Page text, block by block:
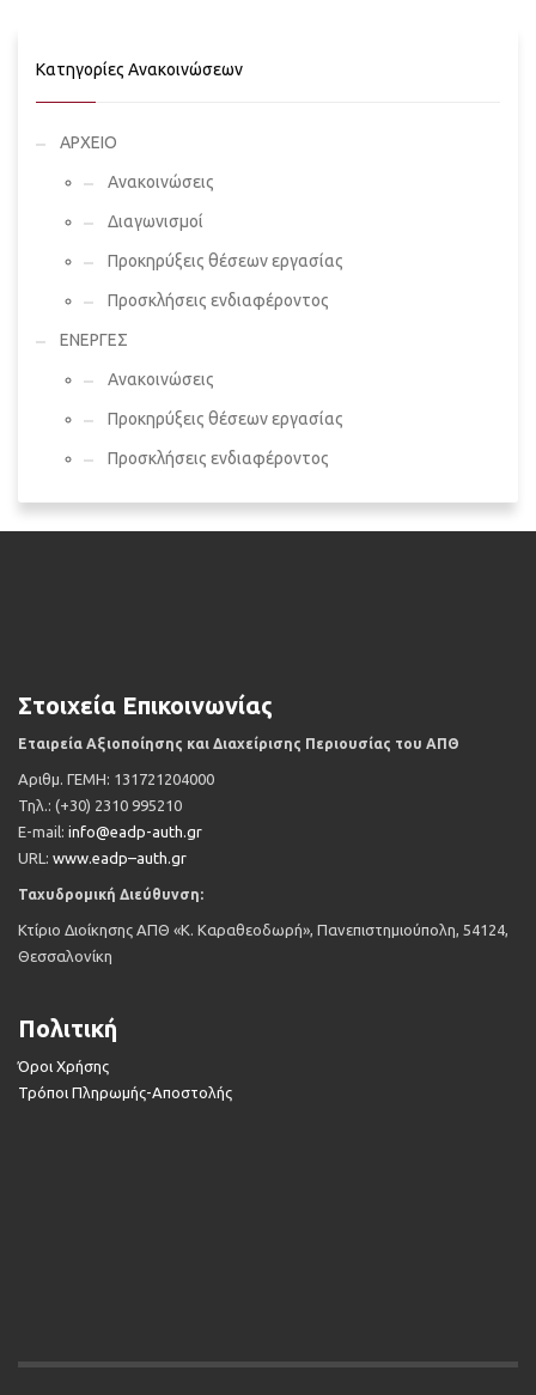
Κατηγορίες Ανακοινώσεων
ΑΡΧΕΙΟ
Ανακοινώσεις
Διαγωνισμοί
Προκηρύξεις θέσεων εργασίας
Προσκλήσεις ενδιαφέροντος
ΕΝΕΡΓΕΣ
Ανακοινώσεις
Προκηρύξεις θέσεων εργασίας
Προσκλήσεις ενδιαφέροντος
Στοιχεία Επικοινωνίας
Εταιρεία Αξιοποίησης και Διαχείρισης Περιουσίας του ΑΠΘ
Αριθμ. ΓΕΜΗ: 131721204000
Τηλ.: (+30) 2310 995210
Ε-mail: info@eadp-auth.gr
URL : www.eadp–auth.gr
Ταχυδρομική Διεύθυνση:
Κτίριο Διοίκησης ΑΠΘ «Κ. Καραθεοδωρή», Πανεπιστημιούπολη, 54124,
Θεσσαλονίκη
Πολιτική
Όροι Χρήσης
Τρόποι Πληρωμής-Αποστολής